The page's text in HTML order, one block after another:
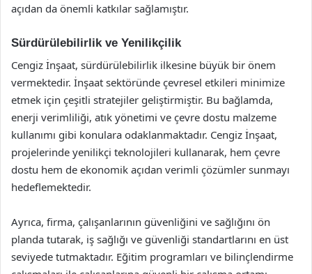
açıdan da önemli katkılar sağlamıştır.
Sürdürülebilirlik ve Yenilikçilik
Cengiz İnşaat, sürdürülebilirlik ilkesine büyük bir önem
vermektedir. İnşaat sektöründe çevresel etkileri minimize
etmek için çeşitli stratejiler geliştirmiştir. Bu bağlamda,
enerji verimliliği, atık yönetimi ve çevre dostu malzeme
kullanımı gibi konulara odaklanmaktadır. Cengiz İnşaat,
projelerinde yenilikçi teknolojileri kullanarak, hem çevre
dostu hem de ekonomik açıdan verimli çözümler sunmayı
hedeflemektedir.
Ayrıca, firma, çalışanlarının güvenliğini ve sağlığını ön
planda tutarak, iş sağlığı ve güvenliği standartlarını en üst
seviyede tutmaktadır. Eğitim programları ve bilinçlendirme